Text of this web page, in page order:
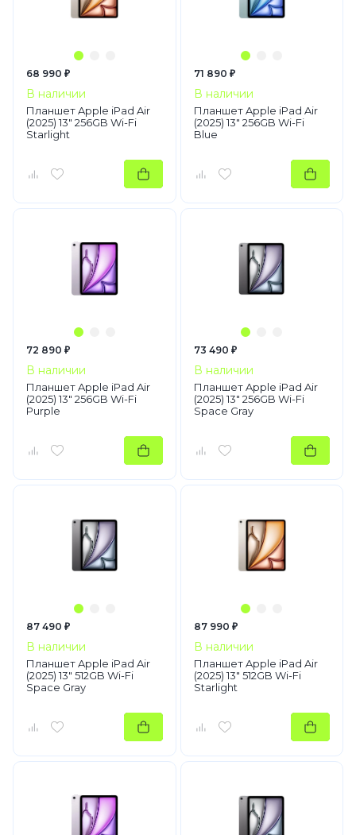
68 990 ₽
В наличии
Планшет Apple iPad Air
(2025) 13" 256GB Wi-Fi
Starlight
71 890 ₽
В наличии
Планшет Apple iPad Air
(2025) 13" 256GB Wi-Fi
Blue
72 890 ₽
В наличии
Планшет Apple iPad Air
(2025) 13" 256GB Wi-Fi
Purple
73 490 ₽
В наличии
Планшет Apple iPad Air
(2025) 13" 256GB Wi-Fi
Space Gray
87 490 ₽
В наличии
Планшет Apple iPad Air
(2025) 13" 512GB Wi-Fi
Space Gray
87 990 ₽
В наличии
Планшет Apple iPad Air
(2025) 13" 512GB Wi-Fi
Starlight